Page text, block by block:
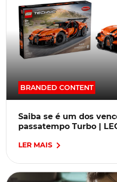
BRANDED CONTENT
Saiba se é um dos
passatempo Turbo |
LER MAIS